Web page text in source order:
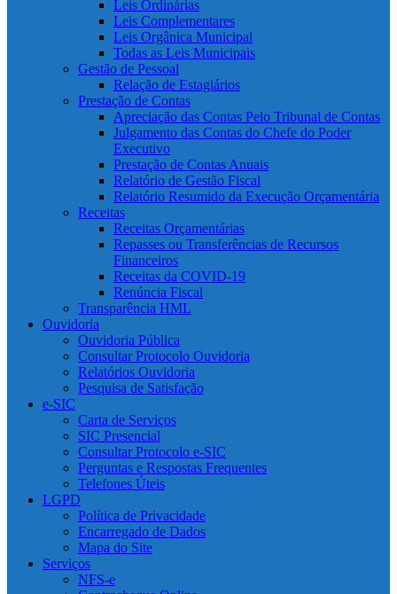
Leis Ordinárias
Leis Complementares
Leis Orgânica Municipal
Todas as Leis Municipais
Gestão de Pessoal
Relação de Estagiários
Prestação de Contas
Apreciação das Contas Pelo Tribunal de Contas
Julgamento das Contas do Chefe do Poder
Executivo
Prestação de Contas Anuais
Relatório de Gestão Fiscal
Relatório Resumido da Execução Orçamentária
Receitas
Receitas Orçamentárias
Repasses ou Transferências de Recursos
Financeiros
Receitas da COVID-19
Renúncia Fiscal
Transparência HML
Ouvidoria
Ouvidoria Pública
Consultar Protocolo Ouvidoria
Relatórios Ouvidoria
Pesquisa de Satisfação
e-SIC
Carta de Serviços
SIC Presencial
Consultar Protocolo e-SIC
Perguntas e Respostas Frequentes
Telefones Úteis
LGPD
Política de Privacidade
Encarregado de Dados
Mapa do Site
Serviços
NFS-e